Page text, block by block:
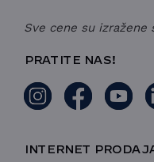
Sve cene su izražene
PRATITE NAS!
INTERNET